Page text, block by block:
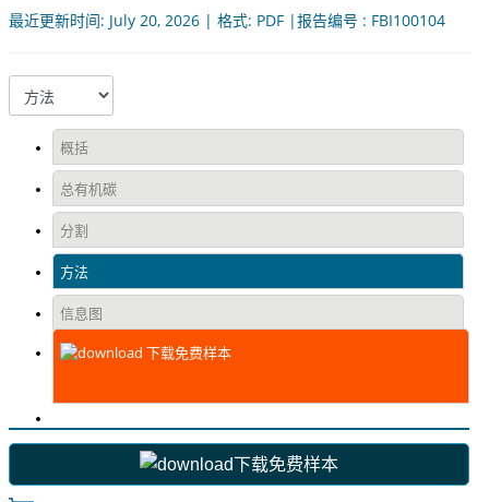
最近更新时间: July 20, 2026 | 格式: PDF |报告编号 : FBI100104
概括
总有机碳
分割
方法
信息图
下载免费样本
下载免费样本